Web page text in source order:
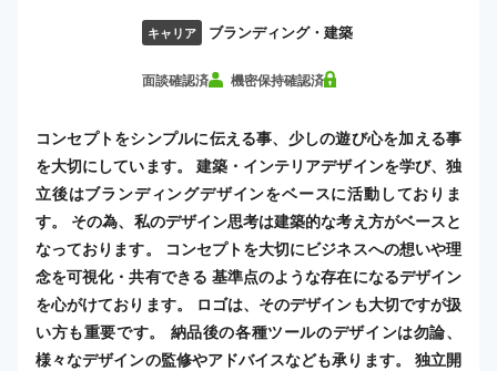
キャリア ブランディング・建築
面談確認済 機密保持確認済
コンセプトをシンプルに伝える事、少しの遊び心を加える事
を大切にしています。 建築・インテリアデザインを学び、独
立後はブランディングデザインをベースに活動しておりま
す。 その為、私のデザイン思考は建築的な考え方がベースと
なっております。 コンセプトを大切にビジネスへの想いや理
念を可視化・共有できる 基準点のような存在になるデザイン
を心がけております。 ロゴは、そのデザインも大切ですが扱
い方も重要です。 納品後の各種ツールのデザインは勿論、
様々なデザインの監修やアドバイスなども承ります。 独立開